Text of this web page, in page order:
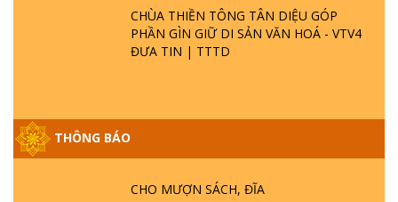
CHÙA THIỀN TÔNG TÂN DIỆU GÓP
PHẦN GÌN GIỮ DI SẢN VĂN HOÁ - VTV4
ĐƯA TIN | TTTD
THÔNG BÁO
CHO MƯỢN SÁCH, ĐĨA
GIẢI ĐÁP ĐẶC BIỆT P25 - SUỐT 49 NĂM
PHẬT KHÔNG NÓI? HỘI LONG HOA LÀ
HỘI GÌ? TỬ VÌ ĐẠO